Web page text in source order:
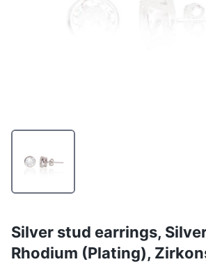
Silver stud earrings,
Rhodium (Plating),